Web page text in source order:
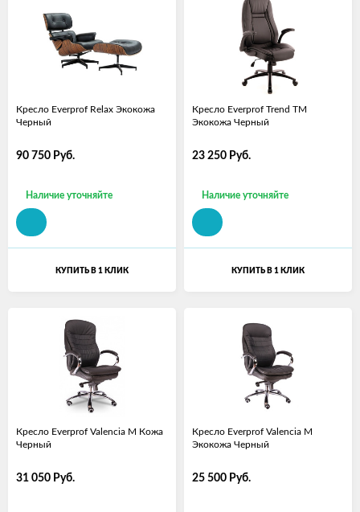
Кресло Everprof Relax Экокожа
Черный
90 750 Руб.
Наличие уточняйте
КУПИТЬ В 1 КЛИК
Кресло Everprof Trend TM
Экокожа Черный
23 250 Руб.
Наличие уточняйте
КУПИТЬ В 1 КЛИК
Кресло Everprof Valencia M Кожа
Черный
31 050 Руб.
Кресло Everprof Valencia M
Экокожа Черный
25 500 Руб.